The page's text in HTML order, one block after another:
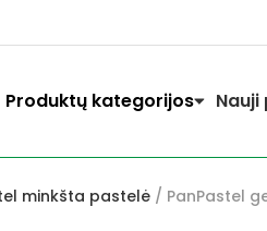
Produktų kategorijos
minkšta pastelė / PanPastel